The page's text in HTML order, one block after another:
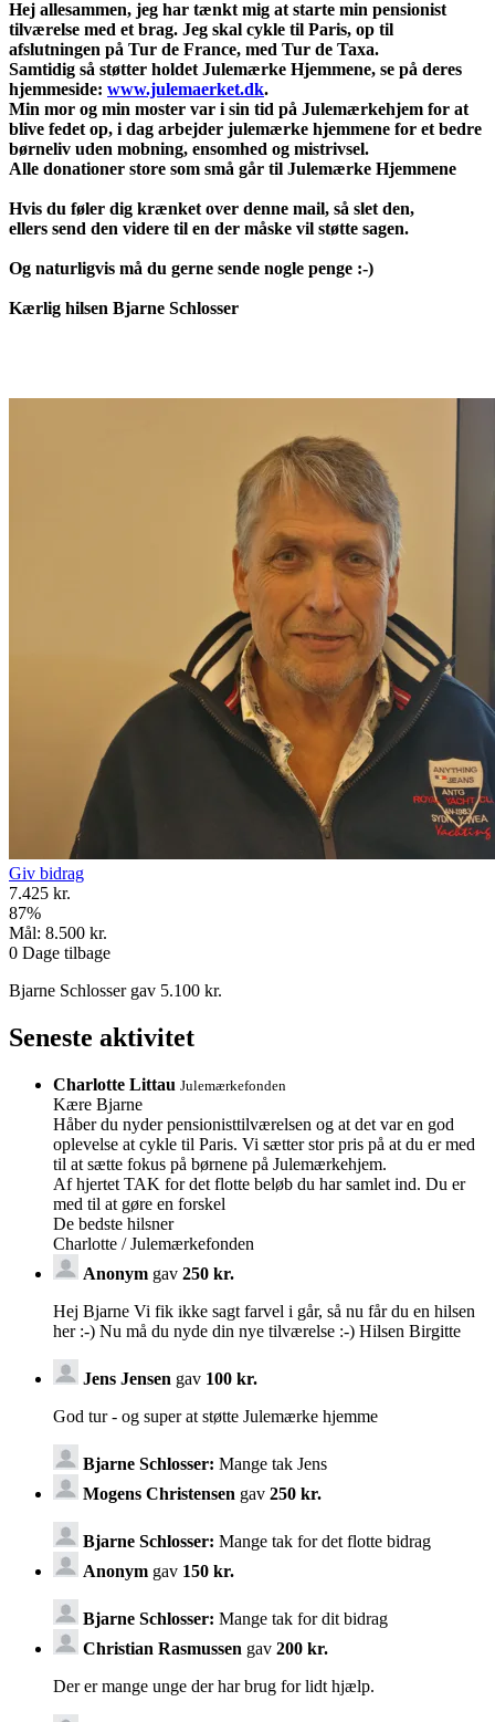
Hej allesammen, jeg har tænkt mig at starte min pensionist
tilværelse med et brag. Jeg skal cykle til Paris, op til
afslutningen på Tur de France, med Tur de Taxa.
Samtidig så støtter holdet Julemærke Hjemmene, se på deres
hjemmeside: www.julemaerket.dk.
Min mor og min moster var i sin tid på Julemærkehjem for at
blive fedet op, i dag arbejder julemærke hjemmene for et bedre
børneliv uden mobning, ensomhed og mistrivsel.
Alle donationer store som små går til Julemærke Hjemmene
Hvis du føler dig krænket over denne mail, så slet den,
ellers send den videre til en der måske vil støtte sagen.
Og naturligvis må du gerne sende nogle penge :-)
Kærlig hilsen Bjarne Schlosser
Giv bidrag
7.425 kr.
87%
Mål: 8.500 kr.
0 Dage tilbage
Bjarne Schlosser gav 5.100 kr.
Seneste aktivitet
Charlotte Littau Julemærkefonden
Kære Bjarne
Håber du nyder pensionisttilværelsen og at det var en god
oplevelse at cykle til Paris. Vi sætter stor pris på at du er med
til at sætte fokus på børnene på Julemærkehjem.
Af hjertet TAK for det flotte beløb du har samlet ind. Du er
med til at gøre en forskel
De bedste hilsner
Charlotte / Julemærkefonden
Anonym gav 250 kr.
Hej Bjarne Vi fik ikke sagt farvel i går, så nu får du en hilsen
her :-) Nu må du nyde din nye tilværelse :-) Hilsen Birgitte
Jens Jensen gav 100 kr.
God tur - og super at støtte Julemærke hjemme
Bjarne Schlosser: Mange tak Jens
Mogens Christensen gav 250 kr.
Bjarne Schlosser: Mange tak for det flotte bidrag
Anonym gav 150 kr.
Bjarne Schlosser: Mange tak for dit bidrag
Christian Rasmussen gav 200 kr.
Der er mange unge der har brug for lidt hjælp.